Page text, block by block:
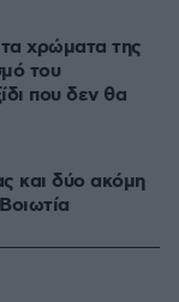
χρώματα της
του
που δεν θα
και δύο ακόμη